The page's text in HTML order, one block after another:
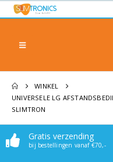
WINKEL
UNIVERSELE LG
SLIMTRON
Gratis verzending
bij bestellingen vanaf €70,-
Makkelijk bereikbaar
Stuur een mail of whatsappje